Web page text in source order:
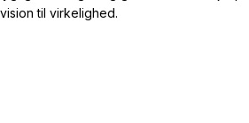
til virkelighed.